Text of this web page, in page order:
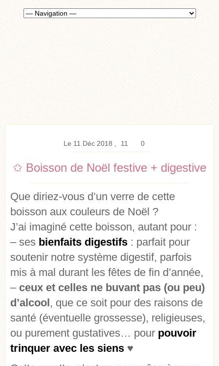
Le 11 Déc 2018 11 0
✩ Boisson de Noël festive + digestive
Que diriez-vous d’un verre de cette
boisson aux couleurs de Noël ?
J’ai imaginé cette boisson, autant pour :
– ses bienfaits digestifs : parfait pour
soutenir notre système digestif, parfois
mis à mal durant les fêtes de fin d’année,
– ceux et celles ne buvant pas (ou peu)
d’alcool , que ce soit pour des raisons de
santé (éventuelle grossesse), religieuses,
ou purement gustatives… pour pouvoir
trinquer avec les siens ♥